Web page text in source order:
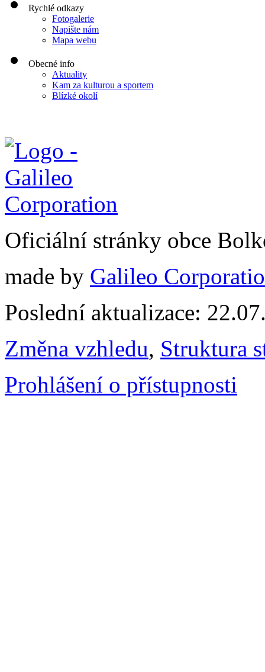
Rychlé odkazy
Fotogalerie
Napište nám
Mapa webu
Obecné info
Aktuality
Kam za kulturou a sportem
Blízké okolí
Oficiální stránky obce
made by Galileo
Poslední aktualizace:
Změna vzhledu, Struktura
Prohlášení o přístupnosti